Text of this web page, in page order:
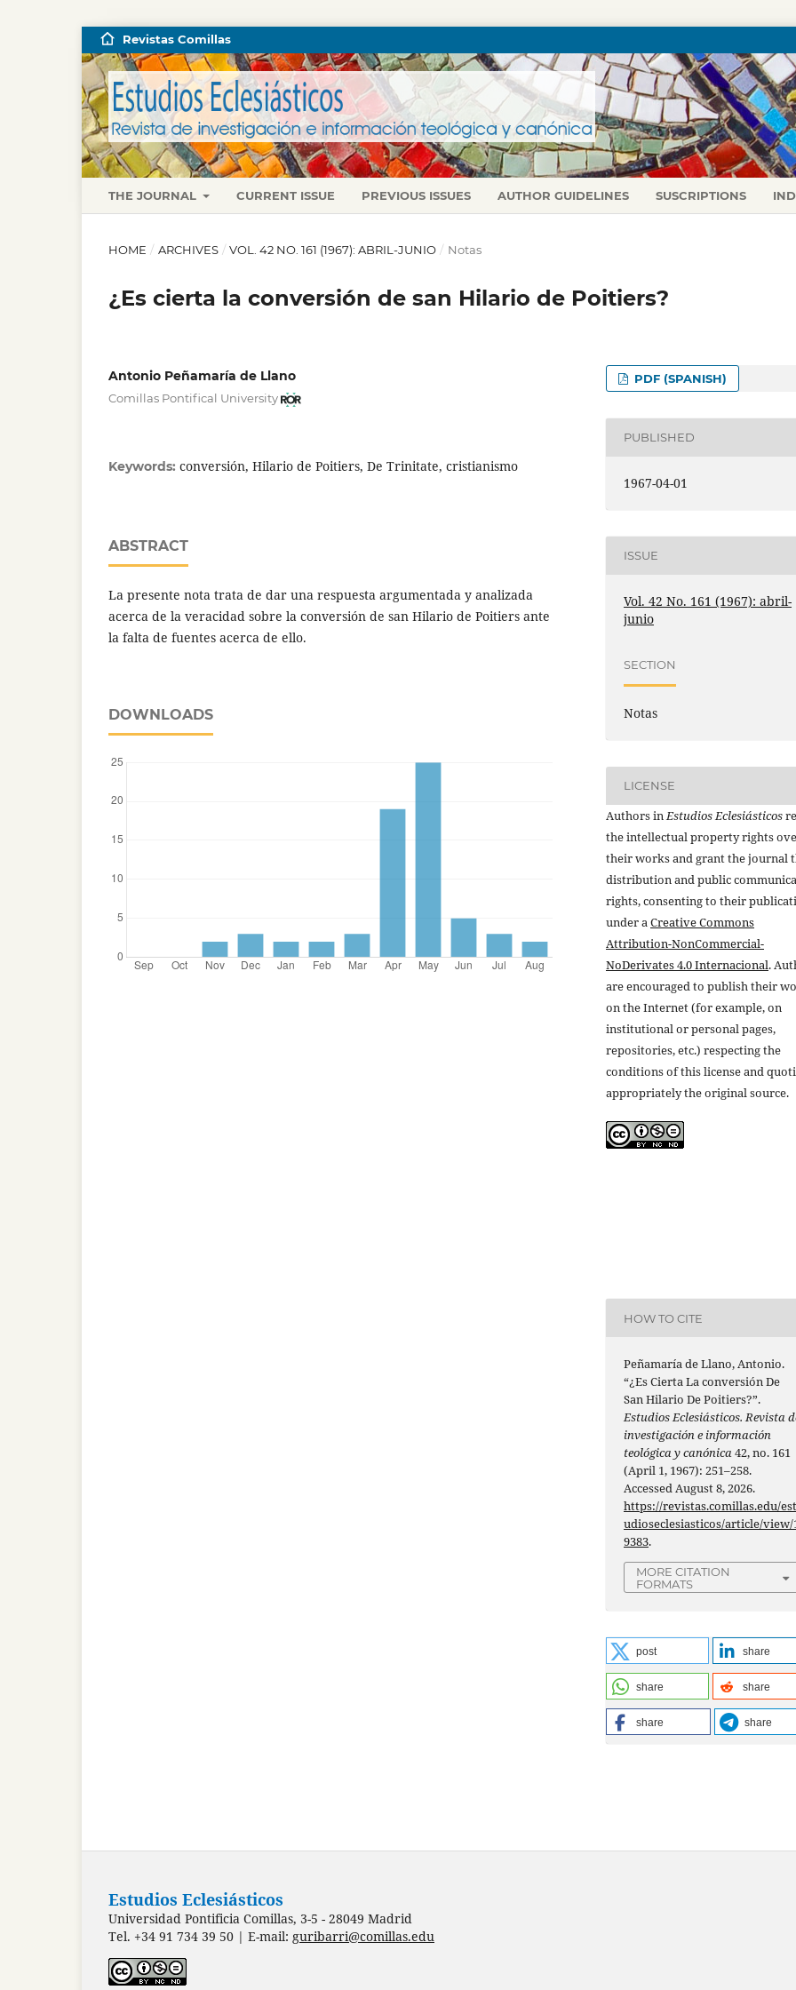
THE JOURNAL CURRENT ISSUE PREVIOUS ISSUES AUTHOR GUIDELINES SUSCRIPTIONS
Revistas Comillas
HOME / ARCHIVES / VOL. 42 NO. 161 (1967): ABRIL-JUNIO / Notas
¿Es cierta la conversión de san Hilario de Poitiers?
Antonio Peñamaría de Llano
Comillas Pontifical University
Keywords: conversión, Hilario de Poitiers, De Trinitate, cristianismo
ABSTRACT
La presente nota trata de dar una respuesta argumentada y analizada
acerca de la veracidad sobre la conversión de san Hilario de Poitiers ante
la falta de fuentes acerca de ello.
DOWNLOADS
PDF (SPANISH)
PUBLISHED
1967-04-01
ISSUE
Vol. 42 No. 161 (1967): abril-
junio
SECTION
Notas
LICENSE
Authors inEstudios Eclesiásticos
the intellectual property rights
their works and grant the journal
distribution and public
rights, consenting to their
under aCreative Commons
Attribution-NonCommercial-
NoDerivates 4.0 Internacional.
are encouraged to publish their
on the Internet (for example, on
institutional or personal pages,
repositories, etc.) respecting the
conditions of this license and
appropriately the original source.
HOW TO CITE
Peñamaría de Llano, Antonio.
“¿Es Cierta La conversión De
San Hilario De Poitiers?”.
Estudios Eclesiásticos. Revista
investigación e información
teológica y canónica42, no. 161
(April 1, 1967): 251–258.
Accessed August 8, 2026.
https://revistas.comillas.edu/est
udioseclesiasticos/article/view/
9383.
MORE CITATION
FORMATS
post share
share share
share share
Estudios Eclesiásticos
Universidad Pontificia Comillas, 3-5 - 28049 Madrid
Tel. +34 91 734 39 50 | E-mail: guribarri@comillas.edu